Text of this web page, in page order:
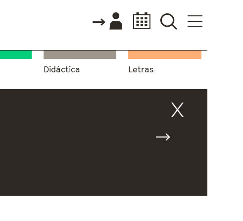
Didáctica Letras